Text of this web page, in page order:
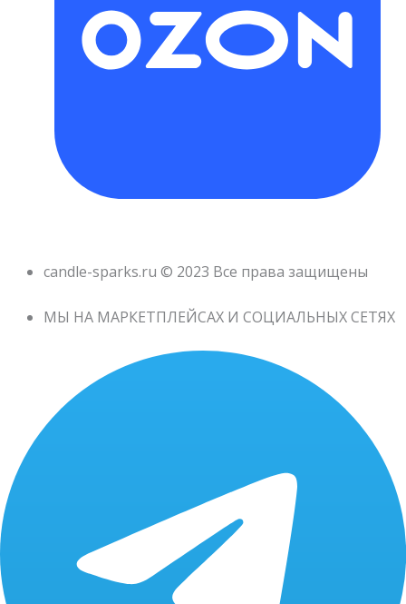
candle-sparks.ru © 2023 Все права защищены
МЫ НА МАРКЕТПЛЕЙСАХ И СОЦИАЛЬНЫХ СЕТЯХ